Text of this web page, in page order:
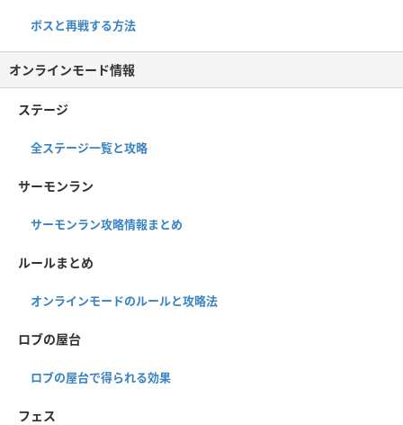
ボスと再戦する方法
オンラインモード情報
ステージ
全ステージ一覧と攻略
サーモンラン
サーモンラン攻略情報まとめ
ルールまとめ
オンラインモードのルールと攻略法
ロブの屋台
ロブの屋台で得られる効果
フェス